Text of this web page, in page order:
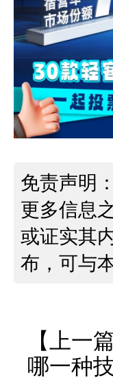
免责声明
更多信息
或证实其
布，可与
【上一
哪一种